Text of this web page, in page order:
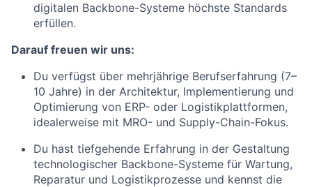
digitalen Backbone-Systeme höchste Standards
erfüllen.
Darauf freuen wir uns:
Du verfügst über mehrjährige Berufserfahrung (7–
10 Jahre) in der Architektur, Implementierung und
Optimierung von ERP- oder Logistikplattformen,
idealerweise mit MRO- und Supply-Chain-Fokus.
Du hast tiefgehende Erfahrung in der Gestaltung
technologischer Backbone-Systeme für Wartung,
Reparatur und Logistikprozesse und kennst die